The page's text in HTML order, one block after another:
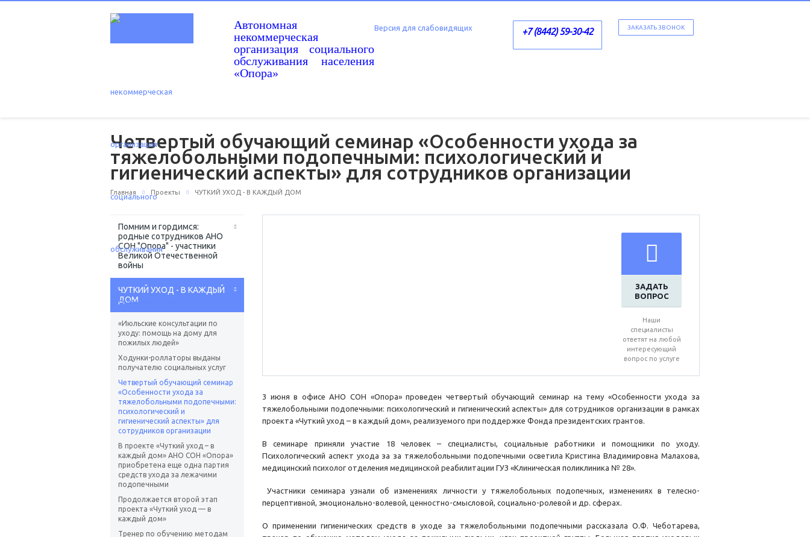
Автономная
некоммерческая
организация социального
обслуживания населения
«Опора»
ЗАКАЗАТЬ ЗВОНОК
+7 (8442) 59-30-42
Версия для слабовидящих
Четвертый обучающий семинар «Особенности ухода за
тяжелобольными подопечными: психологический и
гигиенический аспекты» для сотрудников организации
Главная Проекты ЧУТКИЙ УХОД - В КАЖДЫЙ ДОМ
Помним и гордимся:
родные сотрудников АНО
СОН "Опора" - участники
Великой Отечественной
войны
ЧУТКИЙ УХОД - В КАЖДЫЙ
ДОМ
«Июльские консультации по
уходу: помощь на дому для
пожилых людей»
Ходунки-роллаторы выданы
получателю социальных услуг
Четвертый обучающий семинар
«Особенности ухода за
тяжелобольными подопечными:
психологический и
гигиенический аспекты» для
сотрудников организации
В проекте «Чуткий уход – в
каждый дом» АНО СОН «Опора»
приобретена еще одна партия
средств ухода за лежачими
подопечными
Продолжается второй этап
проекта «Чуткий уход — в
каждый дом»
Тренер по обучению методам
ЗАДАТЬ
ВОПРОС
Наши
специалисты
ответят на любой
интересующий
вопрос по услуге
3 июня в офисе АНО СОН «Опора» проведен четвертый обучающий семинар на тему «Особенности ухода за
тяжелобольными подопечными: психологический и гигиенический аспекты» для сотрудников организации в рамках
проекта «Чуткий уход – в каждый дом», реализуемого при поддержке Фонда президентских грантов.
В семинаре приняли участие 18 человек – специалисты, социальные работники и помощники по уходу.
Психологический аспект ухода за за тяжелобольными подопечными осветила Кристина Владимировна Малахова,
медицинский психолог отделения медицинской реабилитации ГУЗ «Клиническая поликлиника № 28».
Участники семинара узнали об изменениях личности у тяжелобольных подопечных, изменениях в телесно-
перцептивной, эмоционально-волевой, ценностно-смысловой, социально-ролевой и др. сферах.
О применении гигиенических средств в уходе за тяжелобольными подопечными рассказала О.Ф. Чеботарева,